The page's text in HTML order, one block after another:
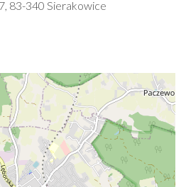
83-340 Sierakowice